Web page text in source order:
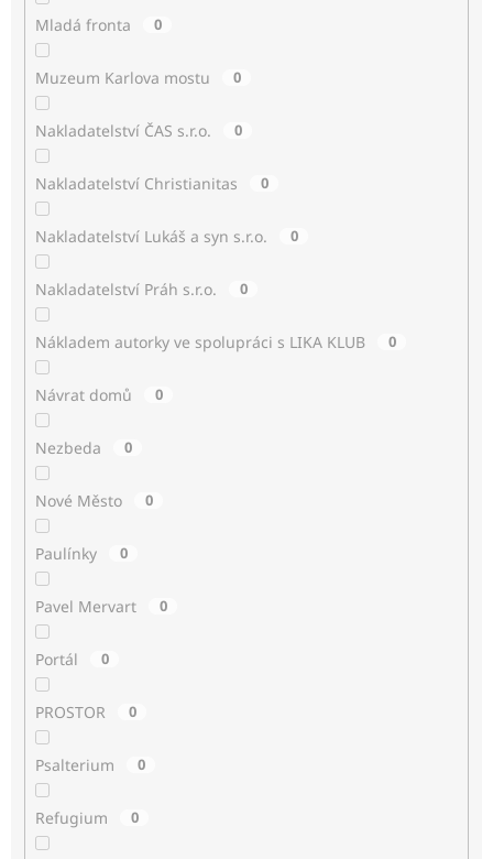
Mladá fronta 0
Muzeum Karlova mostu 0
Nakladatelství ČAS s.r.o. 0
Nakladatelství Christianitas 0
Nakladatelství Lukáš a syn s.r.o. 0
Nakladatelství Práh s.r.o. 0
Nákladem autorky ve spolupráci s LIKA KLUB 0
Návrat domů 0
Nezbeda 0
Nové Město 0
Paulínky 0
Pavel Mervart 0
Portál 0
PROSTOR 0
Psalterium 0
Refugium 0